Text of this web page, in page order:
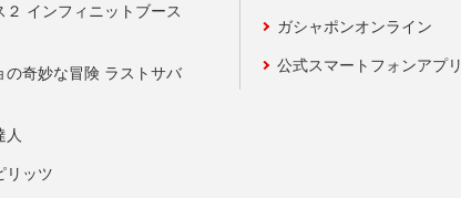
２ インフィニットブース
の奇妙な冒険 ラストサバ
人
リッツ
ガシャポンオンライン
公式スマートフォンアプリ